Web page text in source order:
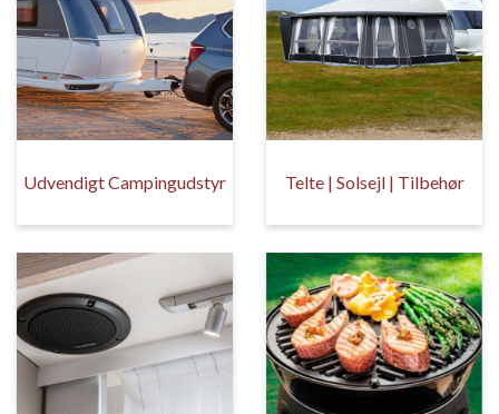
Udvendigt Campingudstyr Telte | Solsejl | Tilbehør